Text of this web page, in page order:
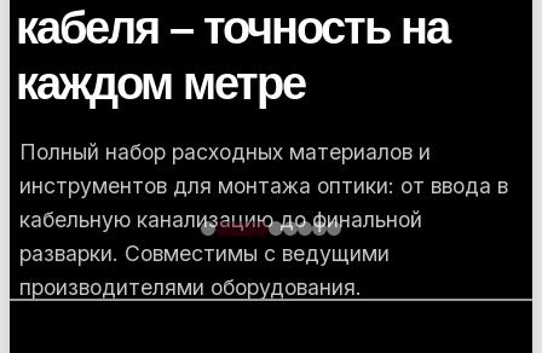
кабеля – точность на
каждом метре
Полный набор расходных материалов и
инструментов для монтажа оптики: от ввода в
кабельную канализацию до финальной
разварки. Совместимы с ведущими
производителями оборудования.
Главная/Оборудование для прокладки силовых
линий/Аксессуары и фурнитура/ УЗК 4,5 мм на